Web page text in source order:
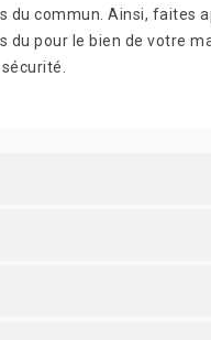
du commun. Ainsi, faites
du pour le bien de votre